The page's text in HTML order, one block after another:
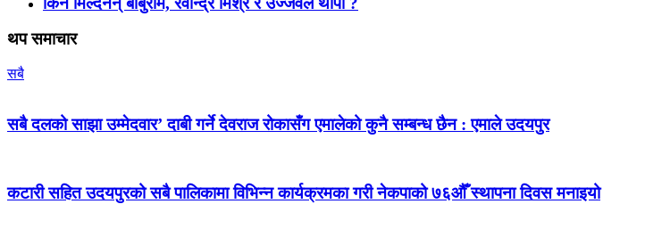
थप समाचार
सबै
सबै दलको साझा उम्मेदवार’ दाबी गर्ने देवराज रोकासँग एमालेको कुनै सम्बन्ध छैन : एमाले उदयपुर
कटारी सहित उदयपुरको सबै पालिकामा विभिन्न कार्यक्रमका गरी नेकपाको ७६औँ स्थापना दिवस मनाइयो